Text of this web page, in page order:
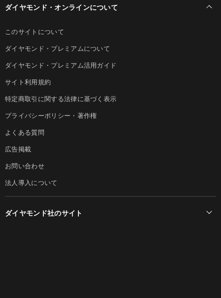
ダイヤモンド・オンラインについて
このサイトについて
ダイヤモンド・プレミアムについて
ダイヤモンド・プレミアム活用ガイド
サイト利用規約
特定商取引に関する法律に基づく表示
プライバシーポリシー・著作権
よくある質問
広告掲載
お問い合わせ
法人導入について
ダイヤモンド社のサイト